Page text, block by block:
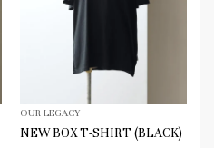
OUR LEGACY
NEW BOX T-SHIRT (BLACK)